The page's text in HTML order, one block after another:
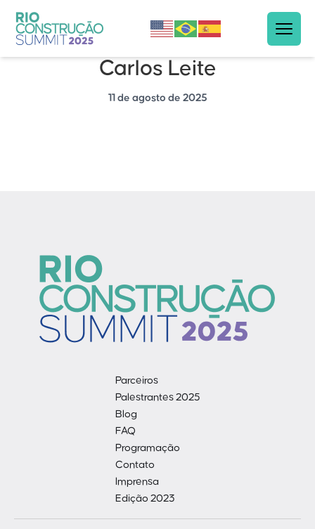
Carlos Leite
11 de agosto de 2025
Parceiros
Palestrantes 2025
Blog
FAQ
Programação
Contato
Imprensa
Edição 2023